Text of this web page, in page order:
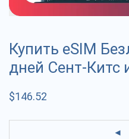
Купить eSIM
дней Сент-Китс
$146.52